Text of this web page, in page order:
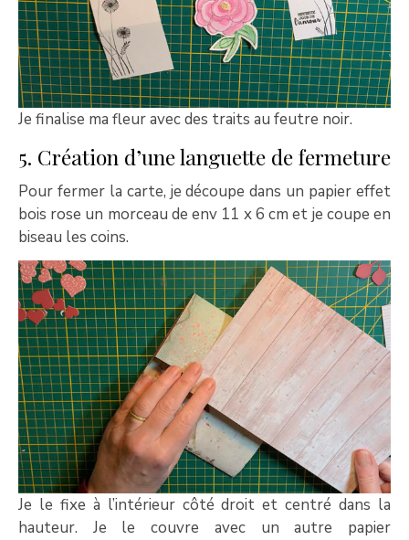
Je finalise ma fleur avec des traits au feutre noir.
5. Création d’une languette de fermeture
Pour fermer la carte, je découpe dans un papier effet
bois rose un morceau de env 11 x 6 cm et je coupe en
biseau les coins.
Je le fixe à l’intérieur côté droit et centré dans la
hauteur. Je le couvre avec un autre papier